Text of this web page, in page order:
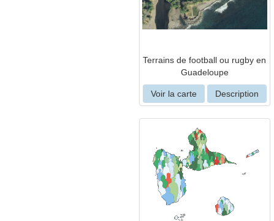
Terrains de football ou rugby en
Guadeloupe
Voir la carte Description